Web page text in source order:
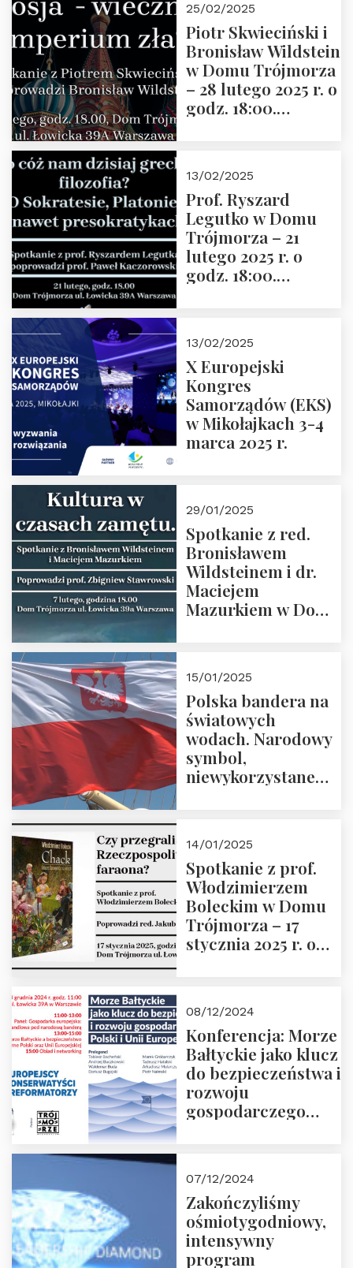
2025 r. godz. 17:30,
DAW ul. Miodowa
17/19
25/02/2025
Piotr Skwieciński i
Bronisław Wildstein
w Domu Trójmorza
– 28 lutego 2025 r. o
godz. 18:00.
13/02/2025
Prof. Ryszard
Legutko w Domu
Trójmorza – 21
lutego 2025 r. o
godz. 18:00.
Zapraszamy
13/02/2025
X Europejski
Kongres
Samorządów (EKS)
w Mikołajkach 3-4
marca 2025 r.
29/01/2025
Spotkanie z red.
Bronisławem
Wildsteinem i dr.
Maciejem
Mazurkiem w Domu
Prowadzi prof.
Zbigniew
Stawrowski
15/01/2025
Polska bandera na
światowych
wodach. Narodowy
symbol,
niewykorzystane
14/01/2025
Spotkanie z prof.
Włodzimierzem
Boleckim w Domu
Trójmorza – 17
stycznia 2025 r. o
08/12/2024
Konferencja: Morze
Bałtyckie jako klucz
do bezpieczeństwa i
rozwoju
gospodarczego
ZAPRASZAMY
07/12/2024
Zakończyliśmy
ośmiotygodniowy,
intensywny
program